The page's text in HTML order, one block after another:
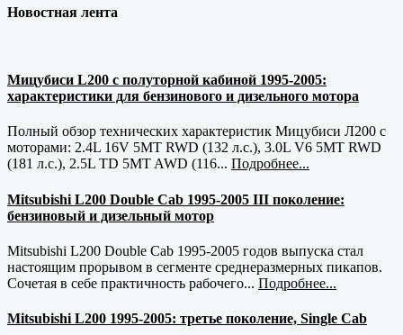
Новостная лента
Мицубиси L200 с полуторной кабиной 1995-2005:
характеристики для бензинового и дизельного мотора
Полный обзор технических характеристик Мицубиси Л200 с
моторами: 2.4L 16V 5MT RWD (132 л.с.), 3.0L V6 5MT RWD
(181 л.с.), 2.5L TD 5MT AWD (116... Подробнее...
Mitsubishi L200 Double Cab 1995-2005 III поколение:
бензиновый и дизельный мотор
Mitsubishi L200 Double Cab 1995-2005 годов выпуска стал
настоящим прорывом в сегменте среднеразмерных пикапов.
Сочетая в себе практичность рабочего... Подробнее...
Mitsubishi L200 1995-2005: третье поколение, Single Cab